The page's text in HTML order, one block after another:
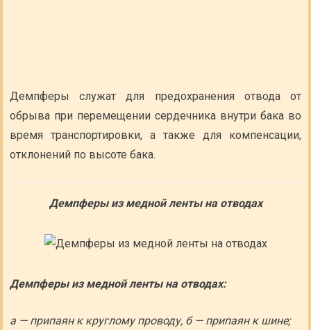
Демпферы служат для предохранения отвода от
обрыва при перемещении сердечника внутри бака во
время транспортировки, а также для компенсации,
отклонений по высоте бака.
Демпферы из медной ленты на отводах
Демпферы из медной ленты на отводах:
а — припаян к круглому проводу, б — припаян к шине;